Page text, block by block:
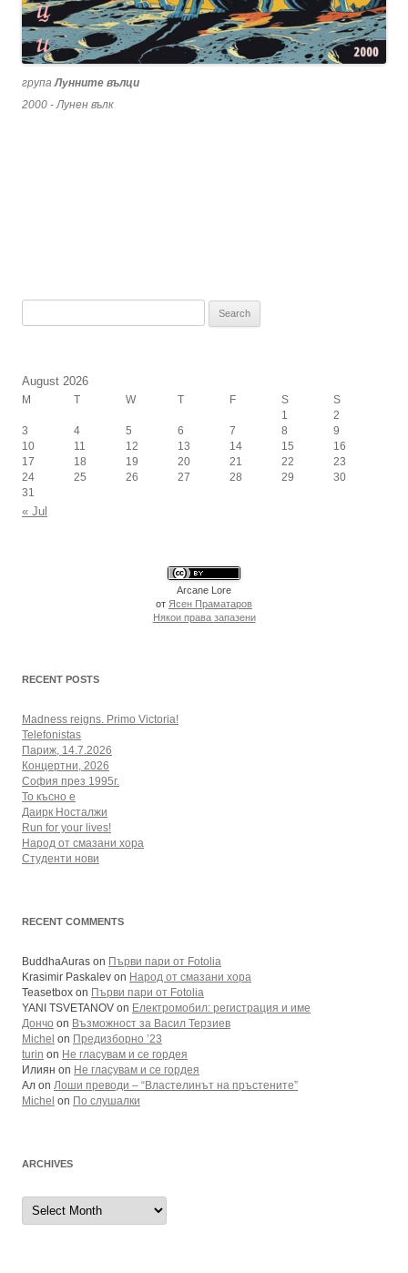
групаЛунните вълци
2000 - Лунен вълк
August 2026
M T W T F S
S
1
2
3
4 5 6 7 8
9
10
11 12 13 14 15
16
17
18 19 20 21 22
23
24
25 26 27 28 29
30
31
« Jul
Arcane Lore
от Ясен Праматаров
Някои права запазени
RECENT POSTS
Madness reigns. Primo Victoria!
Telefonistas
Париж, 14.7.2026
Концертни, 2026
София през 1995г.
То късно е
Даирк Носталжи
Run for your lives!
Народ от смазани хора
Студенти нови
RECENT COMMENTS
BuddhaAuras on Първи пари от Fotolia
Krasimir Paskalev on Народ от смазани хора
Teasetbox on Първи пари от Fotolia
YANI TSVETANOV on Електромобил: регистрация и име
Дончо on Възможност за Васил Терзиев
Michel on Предизборно ’23
turin on Не гласувам и се гордея
Илиян on Не гласувам и се гордея
Ал on Лоши преводи – “Властелинът на пръстените”
Michel on По слушалки
ARCHIVES
Archives